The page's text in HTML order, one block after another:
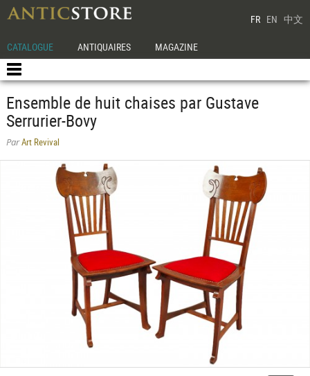
FR EN 中文
CATALOGUE ANTIQUAIRES MAGAZINE
Ensemble de huit chaises par Gustave
Serrurier-Bovy
ParArt Revival